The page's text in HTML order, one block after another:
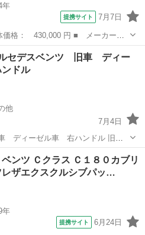
年
提携サイト 7月7日
名： Ｂクラス ■ グレード
■ ドア枚数： 5D ■ ミッシ
セデスベンツ 旧車 ディー
ドル
他
7月4日
ィーゼル車 右ハンドル 旧車
ですよ エンジンもかか
能です
ンツ Ｃクラス Ｃ１８０カブリ
レザエクスクルシブパッ…
年
提携サイト 6月24日